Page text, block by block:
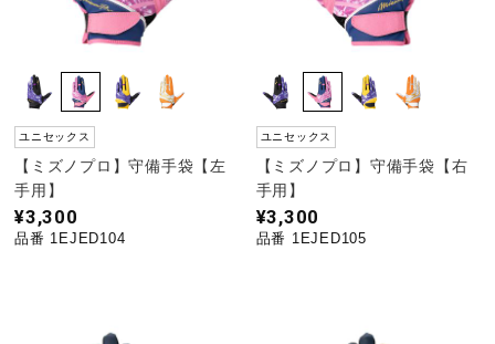
ゴルフ
スイム
バレーボール
ユニセックス
【ミズノプロ】守備手袋【左
手用】
¥3,300
品番 1EJED104
ユニセックス
【ミズノプロ】守備手袋【右
手用】
¥3,300
品番 1EJED105